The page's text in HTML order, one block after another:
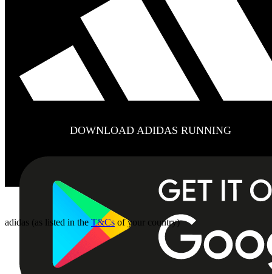
DOWNLOAD ADIDAS RUNNING
adidas (as listed in theT&Cs of your country)